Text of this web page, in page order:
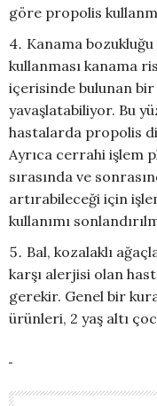
göre propolis
Kanama
kullanması kanama
içerisinde bulunan bir
yavaşlatabiliyor. Bu
hastalarda propolis
Ayrıca cerrahi işlem
sırasında ve
artırabileceği için
kullanımı
Bal, kozalaklı
karşı alerjisi olan
gerekir. Genel bir
ürünleri, 2 yaş altı